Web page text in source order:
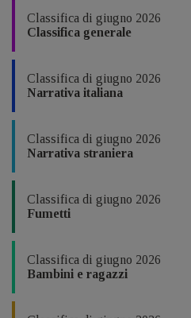
Classifica di giugno 2026
Classifica generale
Classifica di giugno 2026
Narrativa italiana
Classifica di giugno 2026
Narrativa straniera
Classifica di giugno 2026
Fumetti
Classifica di giugno 2026
Bambini e ragazzi